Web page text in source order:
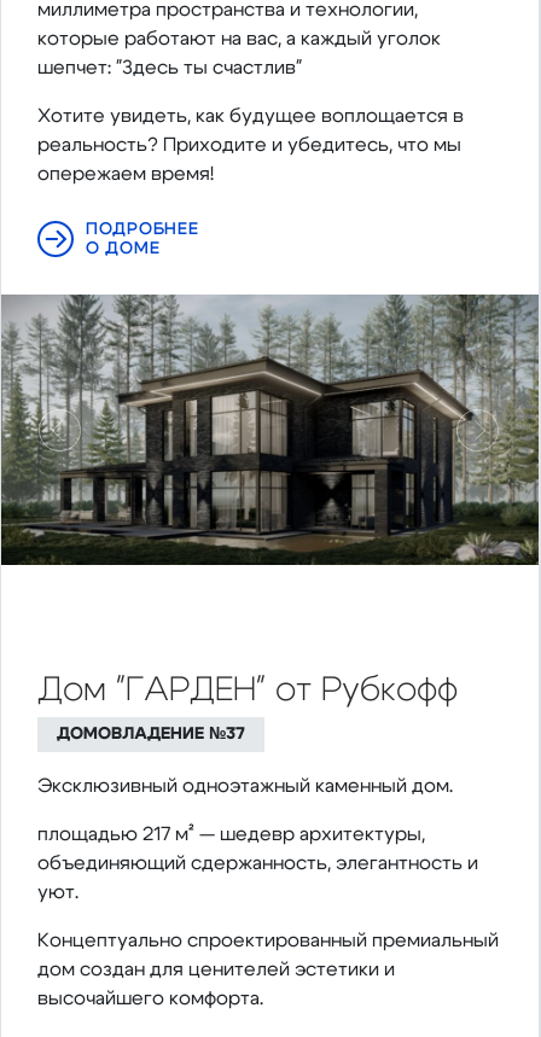
миллиметра пространства и технологии,
которые работают на вас, а каждый уголок
шепчет: "Здесь ты счастлив"
Хотите увидеть, как будущее воплощается в
реальность? Приходите и убедитесь, что мы
опережаем время!
ПОДРОБНЕЕ
О ДОМЕ
Предыдущий
Дом "ГАРДЕН" от Рубкофф
ДОМОВЛАДЕНИЕ №37
Эксклюзивный одноэтажный каменный дом.
площадью 217 м² — шедевр архитектуры,
объединяющий сдержанность, элегантность и
уют.
Концептуально спроектированный премиальный
дом создан для ценителей эстетики и
высочайшего комфорта.